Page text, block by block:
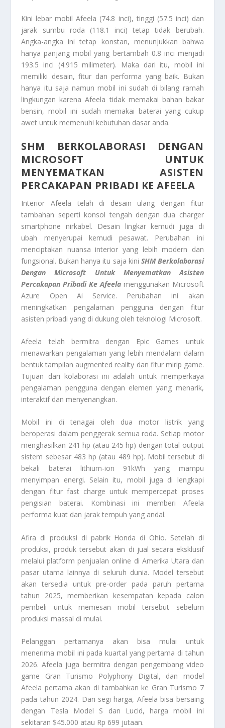
Kini lebar mobil Afeela (74.8 inci), tinggi (57.5 inci) dan
jarak sumbu roda (118.1 inci) tetap tidak berubah.
Angka-angka ini tetap konstan, menunjukkan bahwa
hanya panjang mobil yang bertambah 0.8 inci menjadi
193.5 inci (4.915 milimeter). Maka dari itu, mobil ini
memiliki desain, fitur dan performa yang baik. Bukan
hanya itu saja namun mobil ini sudah di bilang ramah
lingkungan karena Afeela tidak memakai bahan bakar
bensin, mobil ini sudah memakai baterai yang cukup
awet untuk memenuhi kebutuhan dasar anda.
SHM BERKOLABORASI DENGAN
MICROSOFT UNTUK
MENYEMATKAN ASISTEN
PERCAKAPAN PRIBADI KE AFEELA
Interior Afeela telah di desain ulang dengan fitur
tambahan seperti konsol tengah dengan dua charger
smartphone nirkabel. Desain lingkar kemudi juga di
ubah menyerupai kemudi pesawat. Perubahan ini
menciptakan nuansa interior yang lebih modern dan
fungsional. Bukan hanya itu saja kini SHM Berkolaborasi
Dengan Microsoft Untuk Menyematkan Asisten
Percakapan Pribadi Ke Afeelamenggunakan Microsoft
Azure Open Ai Service. Perubahan ini akan
meningkatkan pengalaman pengguna dengan fitur
asisten pribadi yang di dukung oleh teknologi Microsoft.
Afeela telah bermitra dengan Epic Games untuk
menawarkan pengalaman yang lebih mendalam dalam
bentuk tampilan augmented reality dan fitur mirip game.
Tujuan dari kolaborasi ini adalah untuk memperkaya
pengalaman pengguna dengan elemen yang menarik,
interaktif dan menyenangkan.
Mobil ini di tenagai oleh dua motor listrik yang
beroperasi dalam penggerak semua roda. Setiap motor
menghasilkan 241 hp (atau 245 hp) dengan total output
sistem sebesar 483 hp (atau 489 hp). Mobil tersebut di
bekali baterai lithium-ion 91kWh yang mampu
menyimpan energi. Selain itu, mobil juga di lengkapi
dengan fitur fast charge untuk mempercepat proses
pengisian baterai. Kombinasi ini memberi Afeela
performa kuat dan jarak tempuh yang andal.
Afira di produksi di pabrik Honda di Ohio. Setelah di
produksi, produk tersebut akan di jual secara eksklusif
melalui platform penjualan online di Amerika Utara dan
pasar utama lainnya di seluruh dunia. Model tersebut
akan tersedia untuk pre-order pada paruh pertama
tahun 2025, memberikan kesempatan kepada calon
pembeli untuk memesan mobil tersebut sebelum
produksi massal di mulai.
Pelanggan pertamanya akan bisa mulai untuk
menerima mobil ini pada kuartal yang pertama di tahun
2026. Afeela juga bermitra dengan pengembang video
game Gran Turismo Polyphony Digital, dan model
Afeela pertama akan di tambahkan ke Gran Turismo 7
pada tahun 2024. Dari segi harga, Afeela bisa bersaing
dengan Tesla Model S dan Lucid, harga mobil ini
sekitaran $45.000 atau Rp 699 jutaan.